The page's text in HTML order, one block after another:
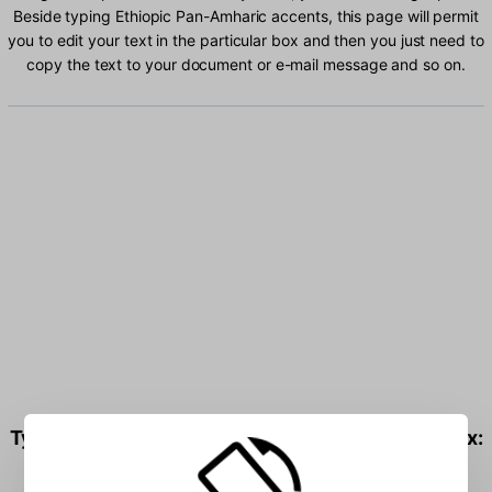
Beside typing Ethiopic Pan-Amharic accents, this page will permit
you to edit your text in the particular box and then you just need to
copy the text to your document or e-mail message and so on.
Type Ethiopic Pan-Amharic characters into the box: